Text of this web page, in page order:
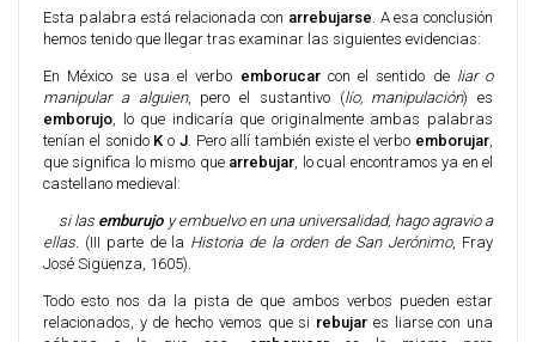
Esta palabra está relacionada con arrebujarse. A esa conclusión
hemos tenido que llegar tras examinar las siguientes evidencias:
En México se usa el verbo emborucar con el sentido de liar o
manipular a alguien, pero el sustantivo (lío, manipulación) es
emborujo, lo que indicaría que originalmente ambas palabras
tenían el sonido K o J. Pero allí también existe el verbo emborujar,
que significa lo mismo que arrebujar, lo cual encontramos ya en el
castellano medieval:
si las emburujo y embuelvo en una universalidad, hago agravio a
ellas. (III parte de la Historia de la orden de San Jerónimo, Fray
José Sigüenza, 1605).
Todo esto nos da la pista de que ambos verbos pueden estar
relacionados, y de hecho vemos que si rebujar es liarse con una